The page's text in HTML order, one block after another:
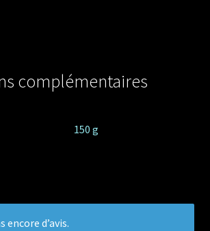
complémentaires
150 g
encore d’avis.